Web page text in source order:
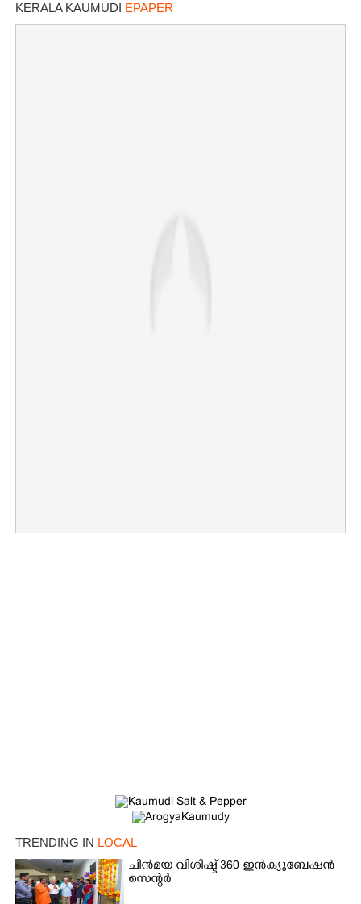
KERALA KAUMUDI EPAPER
TRENDING IN LOCAL
ചിൻമയ വിശിഷ്ട് 360 ഇൻക്യുബേഷൻ
സെന്റർ